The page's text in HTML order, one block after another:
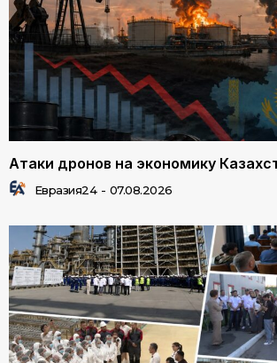
Атаки дронов на экономику
Евразия24 - 07.08.2026